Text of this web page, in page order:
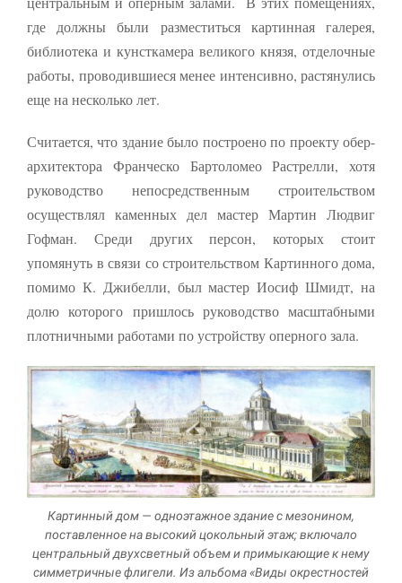
где должны были разместить­ся картинная галерея,
библиотека и кунсткамера великого князя, отде­лочные
работы, проводившиеся менее интенсивно, растянулись
еще на несколько лет.
Считается, что здание было построено по проекту обер-
архитектора Франческо Бартоломео Растрелли, хотя
руководство непосредственным строительством
осуществлял каменных дел мастер Мартин Людвиг
Гофман. Среди других персон, которых стоит
упомянуть в связи со строительством Картинного дома,
помимо К. Джибелли, был мастер Иосиф Шмидт, на
долю которого пришлось руководство масштабны­ми
плотничными работами по устройству оперного зала.
Картинный дом — одноэтажное здание с мезонином,
поставленное на высокий цокольный этаж; включало
центральный двухсветный объем и примыкающие к нему
симметричные флигели. Из альбома «Виды окрестностей